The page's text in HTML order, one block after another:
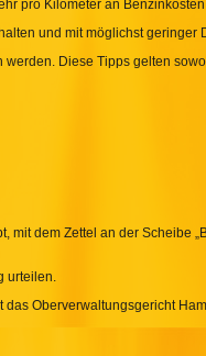
pro Kilometer an
und mit möglichst
Diese Tipps gelten
mit dem Zettel an der Scheibe
urteilen.
Oberverwaltungsgericht